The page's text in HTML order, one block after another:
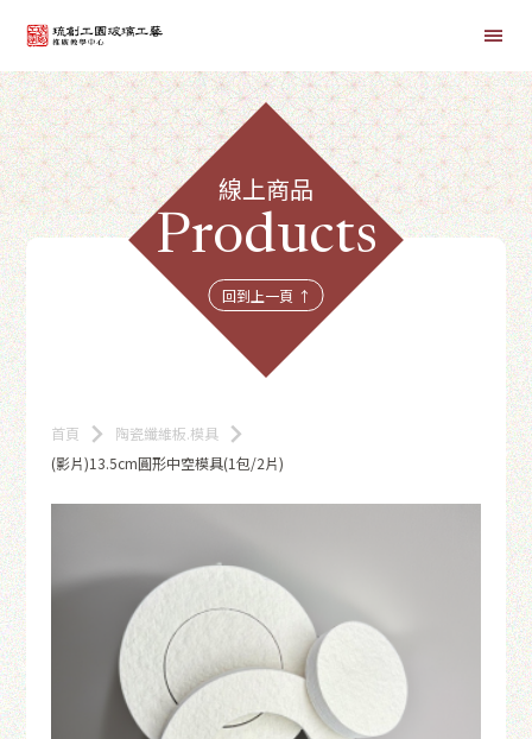
首頁
線上課程
線上商品
Products
回到上一頁 ↑
首頁
陶瓷纖維板.模具
(影片)13.5cm圓形中空模具(1包/2片)